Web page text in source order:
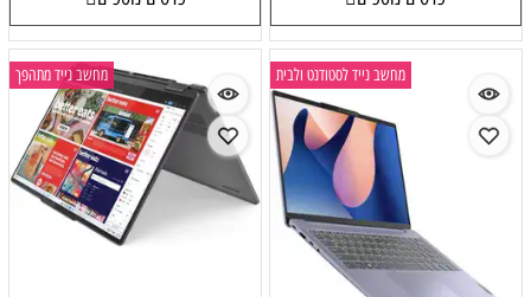
מחשב נייד לסטודנט ולבית מחשב נייד מתהפך